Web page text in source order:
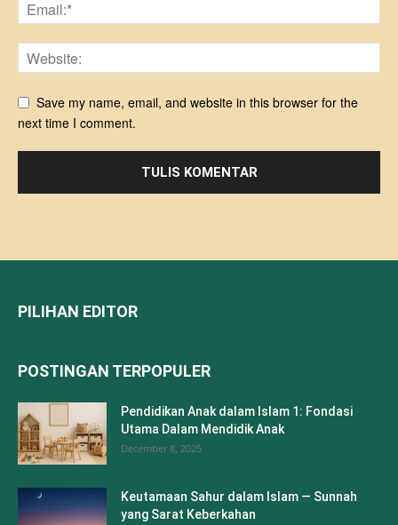
Save my name, email, and website in this browser for the
next time I comment.
PILIHAN EDITOR
POSTINGAN TERPOPULER
Pendidikan Anak dalam Islam 1: Fondasi
Utama Dalam Mendidik Anak
December 8, 2025
Keutamaan Sahur dalam Islam — Sunnah
yang Sarat Keberkahan